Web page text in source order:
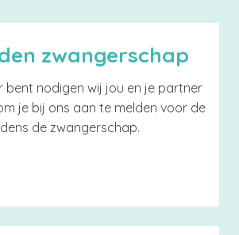
zwangerschap
bent nodigen wij jou en je partner
je bij ons aan te melden voor de
de zwangerschap.